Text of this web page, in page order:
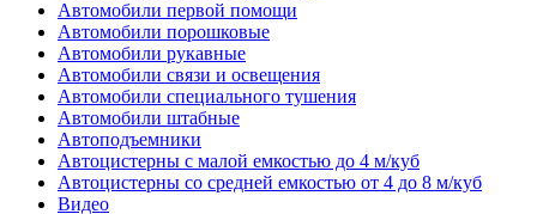
Автомобили первой помощи
Автомобили порошковые
Автомобили рукавные
Автомобили связи и освещения
Автомобили специального тушения
Автомобили штабные
Автоподъемники
Автоцистерны с малой емкостью до 4 м/куб
Автоцистерны со средней емкостью от 4 до 8 м/куб
Видео